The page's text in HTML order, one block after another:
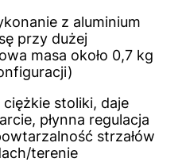
z aluminium
przy dużej
masa około 0,7 kg
stoliki, daje
płynna regulacja
strzałów
terenie